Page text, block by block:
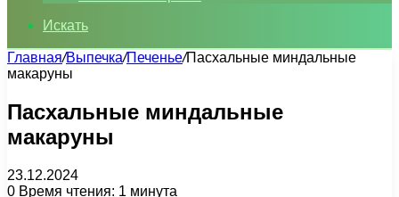
Искать
Главная/Выпечка/Печенье/Пасхальные миндальные
макаруны
Пасхальные миндальные
макаруны
23.12.2024
0 Время чтения: 1 минута